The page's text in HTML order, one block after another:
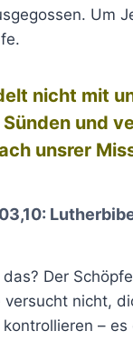
Um
nicht mit
und
unsrer
Der
versucht nicht,
– es